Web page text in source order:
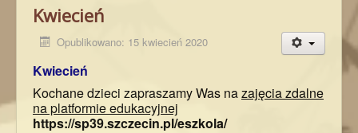
Kwiecień
Opublikowano: 15 kwiecień 2020
Kwiecień
Kochane dzieci zapraszamy Was nazajęcia zdalne
na platformie edukacyjnej
https://sp39.szczecin.pl/eszkola/